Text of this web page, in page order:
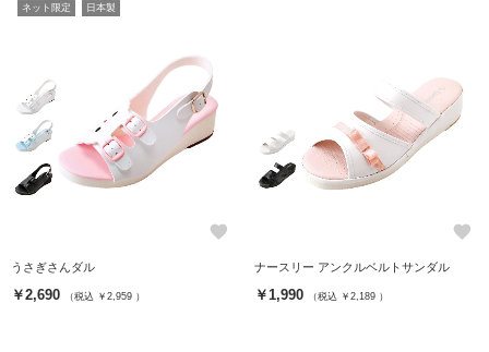
ネット限定 日本製
favorite
うさぎさんダル
￥2,690 （税込 ￥2,959 ）
favorite
ナースリー アンクルベルトサンダル
￥1,990 （税込 ￥2,189 ）